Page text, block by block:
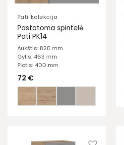
Pati kolekcija
Pastatoma spintelė
Pati PK14
Aukštis: 820 mm
Gylis: 463 mm
Plotis: 400 mm
72 €